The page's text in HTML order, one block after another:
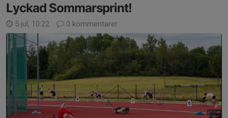
Lyckad Sommarsprint!
5 jul, 10:22 0 kommentarer